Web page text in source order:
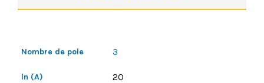
Nombre de pole 3
ln (A) 20